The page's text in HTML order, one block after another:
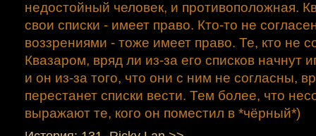
недостойный человек, и противоположная.
свои списки - имеет право. Кто-то не
воззрениями - тоже имеет право. Те, кто не
Квазаром, вряд ли из-за его списков начнут
и он из-за того, что они с ним не согласны,
перестанет списки вести. Тем более, что
выражают те, кого он поместил в *чёрный*)